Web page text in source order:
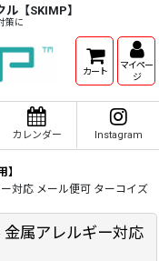
【SKIMP】
策に
カート
マイペー
ジ
カレンダー Instagram
】
対応 メール便可 ターコイズ
属アレルギー対応